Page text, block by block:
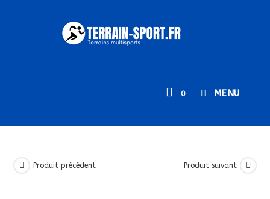
0 MENU
Produit précédent Produit suivant